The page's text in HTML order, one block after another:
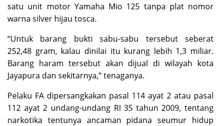
satu unit motor Yamaha Mio 125 tanpa plat nomor
warna silver hijau tosca.
“Untuk barang bukti sabu-sabu tersebut seberat
252,48 gram, kalau dinilai itu kurang lebih 1,3 miliar.
Barang haram tersebut akan dijual di wilayah kota
Jayapura dan sekitarnya,” tenaganya.
Pelaku FA dipersangkakan pasal 114 ayat 2 atau pasal
112 ayat 2 undang-undang RI 35 tahun 2009, tentang
narkotika tentunya ancaman pidana seumur hidup